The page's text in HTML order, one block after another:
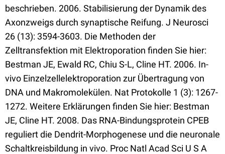
beschrieben. 2006. Stabilisierung der Dynamik des
Axonzweigs durch synaptische Reifung. J Neurosci
26 (13): 3594-3603. Die Methoden der
Zelltransfektion mit Elektroporation finden Sie hier:
Bestman JE, Ewald RC, Chiu S-L, Cline HT. 2006. In-
vivo Einzelzellelektroporation zur Übertragung von
DNA und Makromolekülen. Nat Protokolle 1 (3): 1267-
1272. Weitere Erklärungen finden Sie hier: Bestman
JE, Cline HT. 2008. Das RNA-Bindungsprotein CPEB
reguliert die Dendrit-Morphogenese und die neuronale
Schaltkreisbildung in vivo. Proc Natl Acad Sci U S A